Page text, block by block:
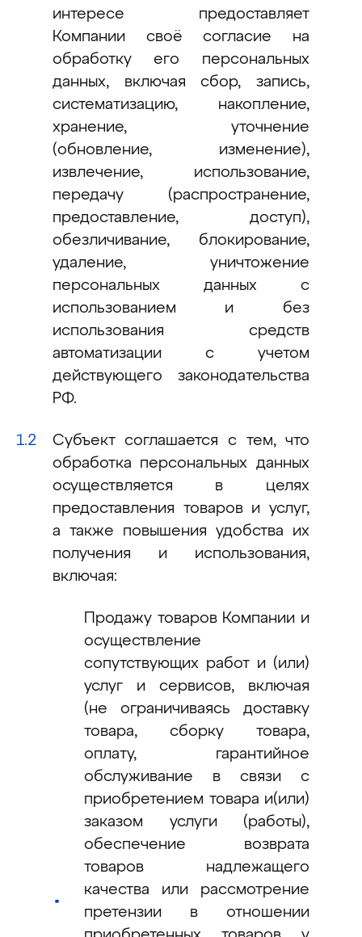
интересе предоставляет
Компании своё согласие на
обработку его персональных
данных, включая сбор, запись,
систематизацию, накопление,
хранение, уточнение
(обновление, изменение),
извлечение, использование,
передачу (распространение,
предоставление, доступ),
обезличивание, блокирование,
удаление, уничтожение
персональных данных с
использованием и без
использования средств
автоматизации с учетом
действующего законодательства
РФ.
Субъект соглашается с тем, что
обработка персональных данных
осуществляется в целях
предоставления товаров и услуг,
а также повышения удобства их
получения и использования,
включая:
Продажу товаров Компании и
осуществление
сопутствующих работ и (или)
услуг и сервисов, включая
(не ограничиваясь доставку
товара, сборку товара,
оплату, гарантийное
обслуживание в связи с
приобретением товара и(или)
заказом услуги (работы),
обеспечение возврата
товаров надлежащего
качества или рассмотрение
претензии в отношении